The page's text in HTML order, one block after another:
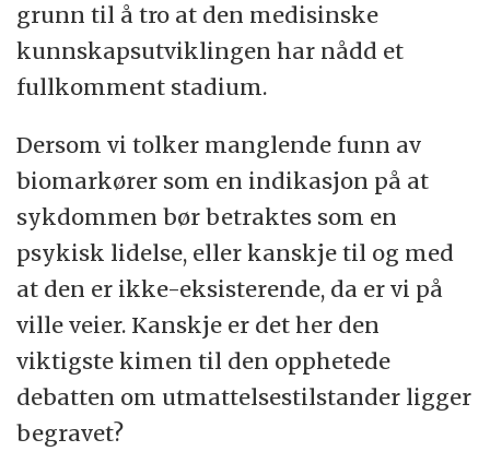
grunn til å tro at den medisinske
kunnskapsutviklingen har nådd et
fullkomment stadium.
Dersom vi tolker manglende funn av
biomarkører som en indikasjon på at
sykdommen bør betraktes som en
psykisk lidelse, eller kanskje til og med
at den er ikke-eksisterende, da er vi på
ville veier. Kanskje er det her den
viktigste kimen til den opphetede
debatten om utmattelsestilstander ligger
begravet?